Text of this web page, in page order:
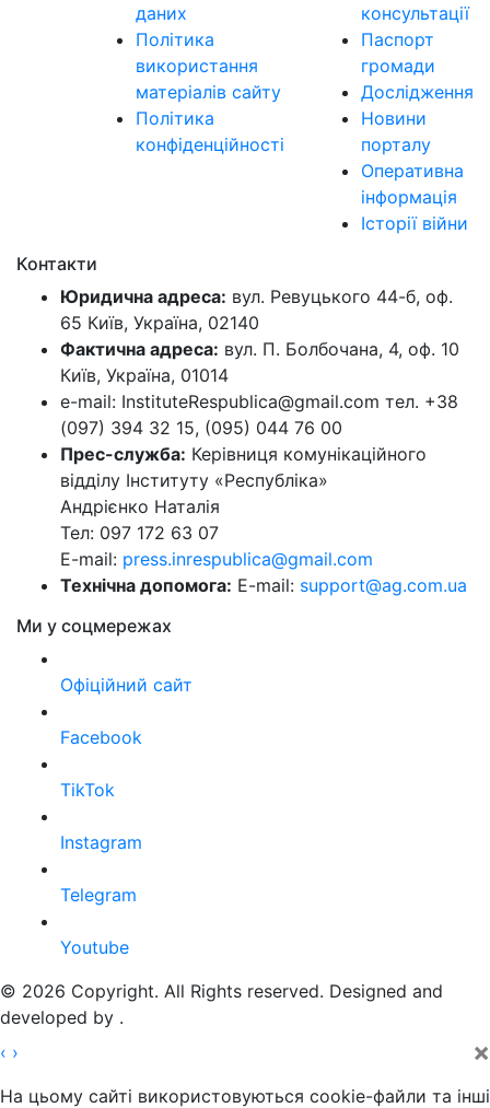
даних
Політика
використання
матеріалів сайту
Політика
конфіденційності
консультації
Паспорт
громади
Дослідження
Новини
порталу
Оперативна
інформація
Історії війни
Контакти
Юридична адреса: вул. Ревуцького 44-б, оф.
65 Київ, Україна, 02140
Фактична адреса: вул. П. Болбочана, 4, оф. 10
Київ, Україна, 01014
e-mail: InstituteRespublica@gmail.com тел. +38
(097) 394 32 15, (095) 044 76 00
Прес-служба: Керівниця комунікаційного
відділу Інституту «Республіка»
Андрієнко Наталія
Тел: 097 172 63 07
E-mail: press.inrespublica@gmail.com
Технічна допомога: E-mail: support@ag.com.ua
Ми у соцмережах
Офіційний сайт
Facebook
TikTok
Instagram
Telegram
Youtube
© 2026 Copyright. All Rights reserved. Designed and
developed by .
‹ › ×
На цьому сайті використовуються cookie-файли та інші